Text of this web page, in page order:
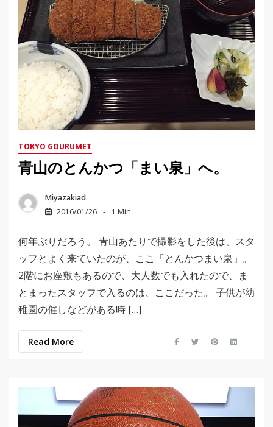
TOKYO GOURUMET
青山のとんかつ「まい泉」へ。
Miyazakiad
2016/01/26
1 Min
何年ぶりだろう。 青山あたりで撮影をした後は、スタ
ッフとよく来ていたのが、ここ「とんかつまい泉」。
2階にお座敷もあるので、大人数でも入れたので、ま
とまったスタッフで入るのは、ここだった。 子供が幼
稚園の催しなどがある時 […]
Read More